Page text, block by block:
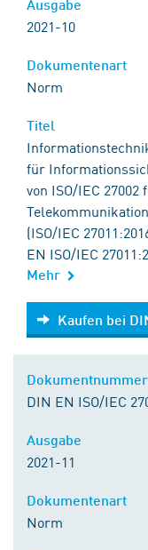
2021-10
Norm
für
von ISO/IEC 27002
(ISO/IEC
EN ISO/IEC
Mehr
Kaufen bei DIN
Kaufen bei
DIN EN ISO/IEC
2021-11
Norm